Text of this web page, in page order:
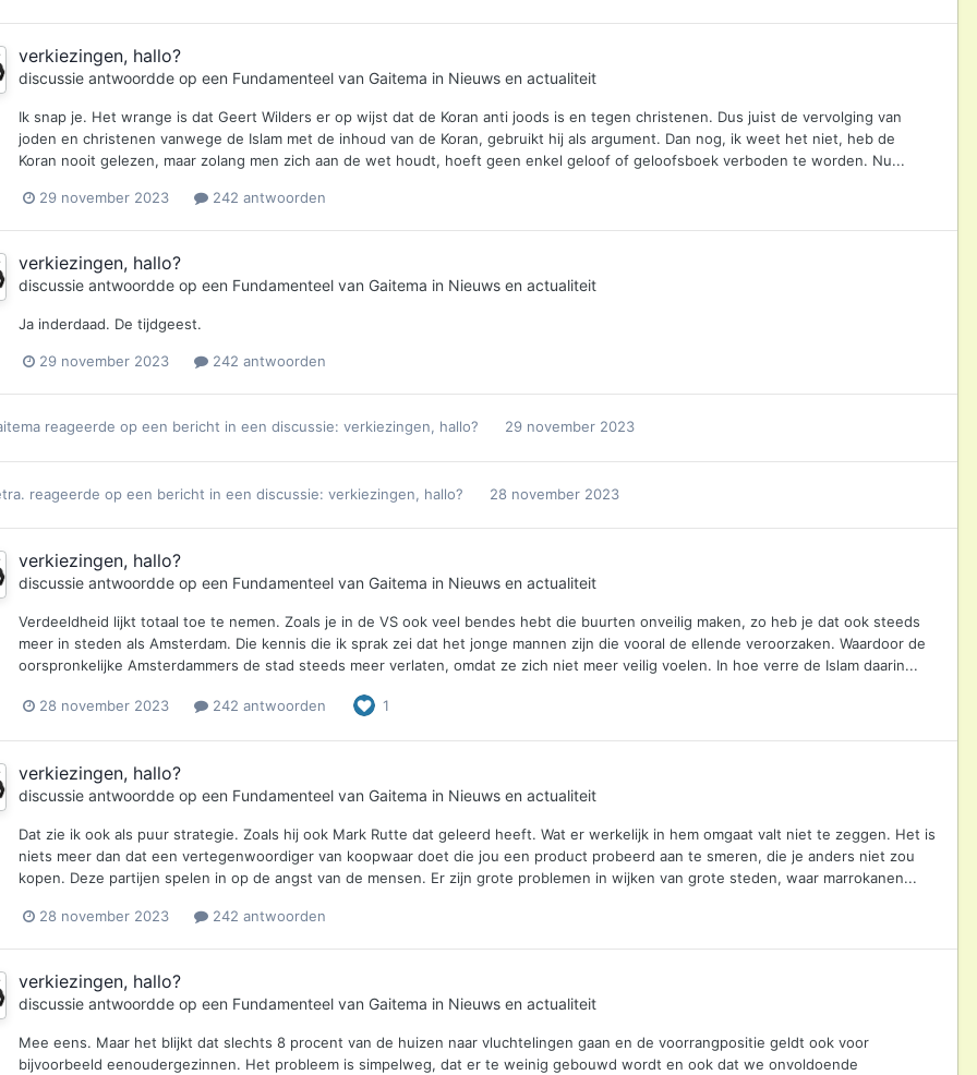
verkiezingen, hallo?
discussie antwoordde op een Fundamenteel van Gaitema in Nieuws en actualiteit
Ik snap je. Het wrange is dat Geert Wilders er op wijst dat de Koran anti joods is en tegen christenen. Dus juist de vervolging van
joden en christenen vanwege de Islam met de inhoud van de Koran, gebruikt hij als argument. Dan nog, ik weet het niet, heb de
Koran nooit gelezen, maar zolang men zich aan de wet houdt, hoeft geen enkel geloof of geloofsboek verboden te worden. Nu...
29 november 2023 242 antwoorden
verkiezingen, hallo?
discussie antwoordde op een Fundamenteel van Gaitema in Nieuws en actualiteit
Ja inderdaad. De tijdgeest.
29 november 2023 242 antwoorden
reageerde op een bericht in een discussie: verkiezingen, hallo? 29 november 2023
reageerde op een bericht in een discussie: verkiezingen, hallo? 28 november 2023
verkiezingen, hallo?
discussie antwoordde op een Fundamenteel van Gaitema in Nieuws en actualiteit
Verdeeldheid lijkt totaal toe te nemen. Zoals je in de VS ook veel bendes hebt die buurten onveilig maken, zo heb je dat ook steeds
meer in steden als Amsterdam. Die kennis die ik sprak zei dat het jonge mannen zijn die vooral de ellende veroorzaken. Waardoor de
oorspronkelijke Amsterdammers de stad steeds meer verlaten, omdat ze zich niet meer veilig voelen. In hoe verre de Islam daarin...
28 november 2023 242 antwoorden 1
verkiezingen, hallo?
discussie antwoordde op een Fundamenteel van Gaitema in Nieuws en actualiteit
Dat zie ik ook als puur strategie. Zoals hij ook Mark Rutte dat geleerd heeft. Wat er werkelijk in hem omgaat valt niet te zeggen. Het is
niets meer dan dat een vertegenwoordiger van koopwaar doet die jou een product probeerd aan te smeren, die je anders niet zou
kopen. Deze partijen spelen in op de angst van de mensen. Er zijn grote problemen in wijken van grote steden, waar marrokanen...
28 november 2023 242 antwoorden
verkiezingen, hallo?
discussie antwoordde op een Fundamenteel van Gaitema in Nieuws en actualiteit
Mee eens. Maar het blijkt dat slechts 8 procent van de huizen naar vluchtelingen gaan en de voorrangpositie geldt ook voor
bijvoorbeeld eenoudergezinnen. Het probleem is simpelweg, dat er te weinig gebouwd wordt en ook dat we onvoldoende